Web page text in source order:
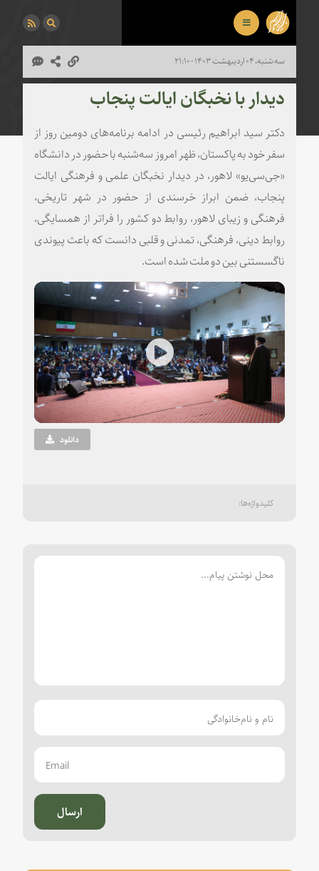
سه شنبه، ۰۴ اردیبهشت ۱۴۰۳ - ۲۱:۱۰
دیدار با نخبگان ایالت پنجاب
دکتر سید ابراهیم رئیسی در ادامه برنامه‌های دومین روز از
سفر خود به پاکستان، ظهر امروز سه‌شنبه با حضور در دانشگاه
«جی‌سی‌یو» لاهور، در دیدار نخبگان علمی و فرهنگی ایالت
پنجاب، ضمن ابراز خرسندی از حضور در شهر تاریخی،
فرهنگی و زیبای لاهور، روابط دو کشور را فراتر از همسایگی،
روابط دینی، فرهنگی، تمدنی و قلبی دانست که باعث پیوندی
ناگسستنی بین دو ملت شده است.
Play
Video دانلود
ارسال